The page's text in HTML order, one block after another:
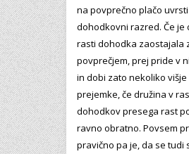
na povprečno plačo
dohodkovni razred. Če je
rasti dohodka zaostajala
povprečjem, prej pride v
in dobi zato nekoliko
prejemke, če družina v
dohodkov presega rast
ravno obratno. Povsem
pravično pa je, da se tudi